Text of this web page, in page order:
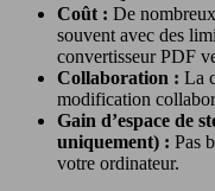
Coût : De
souvent avec des
convertisseur PDF
Collaboration : La
modification
Gain d’espace de
uniquement) : Pas
votre ordinateur.